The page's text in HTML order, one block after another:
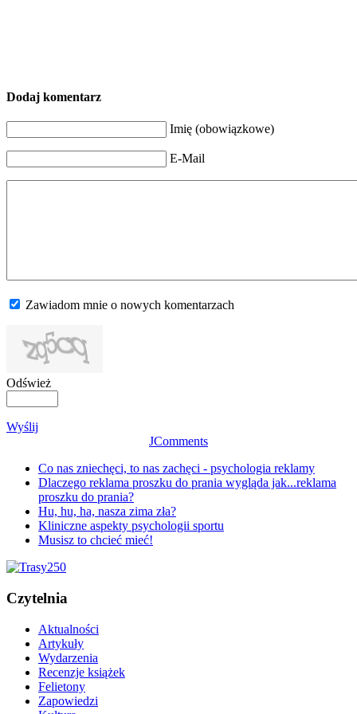
Dodaj komentarz
Imię (obowiązkowe)
E-Mail
Zawiadom mnie o nowych komentarzach
Odśwież
Wyślij
JComments
Co nas zniechęci, to nas zachęci - psychologia reklamy
Dlaczego reklama proszku do prania wygląda jak...reklama
proszku do prania?
Hu, hu, ha, nasza zima zła?
Kliniczne aspekty psychologii sportu
Musisz to chcieć mieć!
Czytelnia
Aktualności
Artykuły
Wydarzenia
Recenzje książek
Felietony
Zapowiedzi